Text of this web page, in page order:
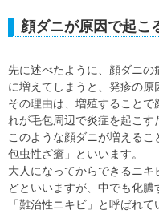
顔ダニが原因で起こ
先に述べたように、顔ダニ
に増えてしまうと、発疹の原
その理由は、増殖すること
れが毛包周辺で炎症を起こす
このような顔ダニが増える
包虫性ざ瘡」といいます。
大人になってからできるニ
どといいますが、中でも化
「難治性ニキビ」と呼ばれ